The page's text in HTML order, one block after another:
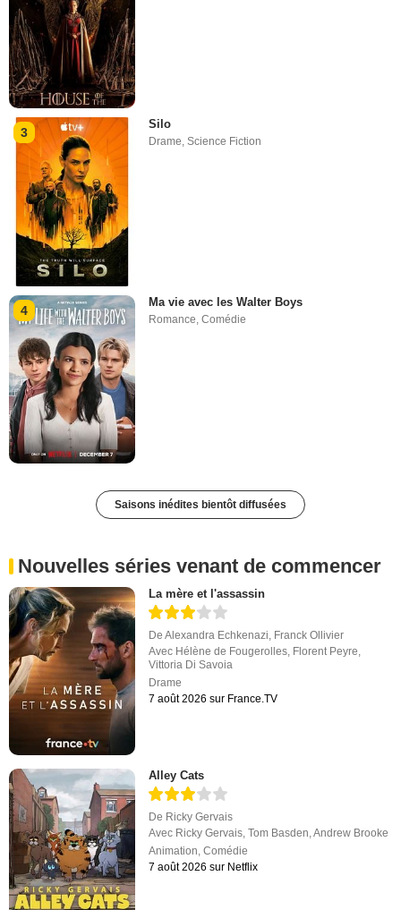
3
Silo
Drame,Science Fiction
4
Ma vie avec les Walter Boys
Romance ,Comédie
Saisons inédites bientôt diffusées
Nouvelles séries venant de commencer
La mère et l'assassin
DeAlexandra Echkenazi, Franck Ollivier
Avec Hélène de Fougerolles, Florent Peyre,
Vittoria Di Savoia
Drame
7 août 2026 sur France.TV
Alley Cats
De Ricky Gervais
Avec Ricky Gervais,Tom Basden,Andrew Brooke
Animation,Comédie
7 août 2026 sur Netflix